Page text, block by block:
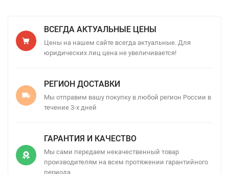
ВСЕГДА АКТУАЛЬНЫЕ ЦЕНЫ
Цены на нашем сайте всегда актуальные. Для
юридических лиц цена не увеличивается!
РЕГИОН ДОСТАВКИ
Мы отправим вашу покупку в любой регион России в
течение 3-х дней
ГАРАНТИЯ И КАЧЕСТВО
Мы сами передаем некачественный товар
производителям на всем протяжении гарантийного
периода